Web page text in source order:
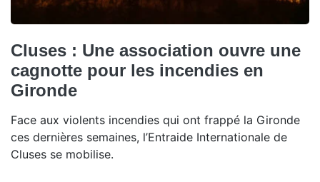
Cluses : Une association ouvre une
cagnotte pour les incendies en
Gironde
Face aux violents incendies qui ont frappé la Gironde
ces dernières semaines, l’Entraide Internationale de
Cluses se mobilise.